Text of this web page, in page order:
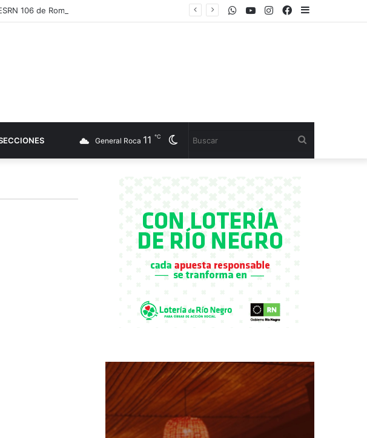
106 de Romagnoli y el CET 17 Facebook
Instagram
Youtube
WhatsApp
Cambiar
General Roca 11 ℃